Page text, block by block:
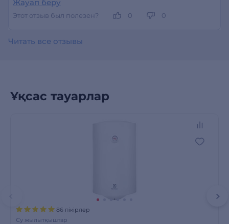
Жауап беру
Этот отзыв был полезен? 0 0
Читать все отзывы
Ұқсас тауарлар
86 пікірлер
Су жылытқыштар